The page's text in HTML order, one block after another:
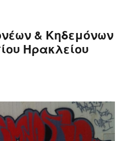
& Κηδεμόνων
Ηρακλείου